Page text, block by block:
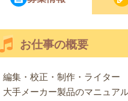
お仕事の概要
編集・校正・制作・ライター
大手メーカー製品のマニュア